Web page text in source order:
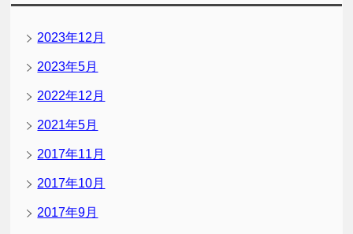
2023年12月
2023年5月
2022年12月
2021年5月
2017年11月
2017年10月
2017年9月